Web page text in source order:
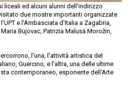
liceali ed alcuni alunni dell'indirizzo
due mostre importanti organizzate
e l'Ambasciata d'Italia a Zagabria,
Bujovac, Patrizia Malusà Morožin,
l'una, l'attività artistica del
Guercino, e l'altra, una delle ultime
contemporaneo, esponente dell'Arte